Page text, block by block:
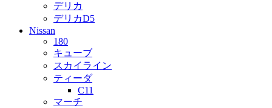
デリカ
デリカD5
Nissan
180
キューブ
スカイライン
ティーダ
C11
マーチ